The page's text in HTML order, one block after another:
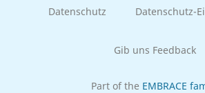
Datenschutz Datenschutz-
Gib uns Feedback
Part of the EMBRACE